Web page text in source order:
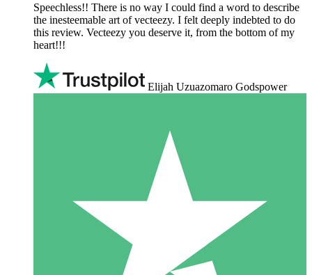
Speechless!! There is no way I could find a word to describe
the inesteemable art of vecteezy. I felt deeply indebted to do
this review. Vecteezy you deserve it, from the bottom of my
heart!!!
Elijah Uzuazomaro Godspower